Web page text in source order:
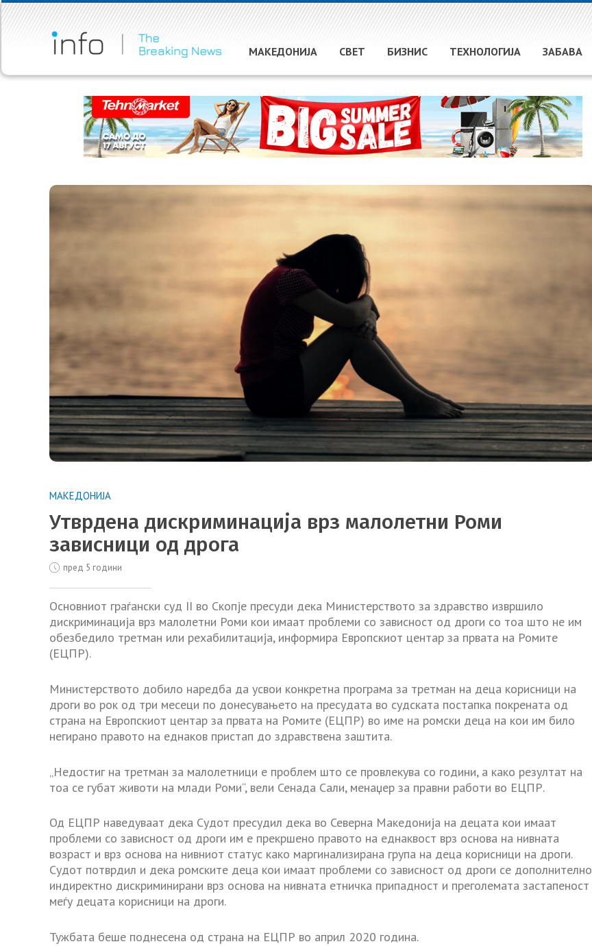
МАКЕДОНИЈА СВЕТ БИЗНИС ТЕХНОЛОГИЈА ЗАБАВА
МАКЕДОНИЈА
Утврдена дискриминација врз малолетни Роми
зависници од дрога
пред 5 години
Основниот граѓански суд II во Скопје пресуди дека Министерството за здравство извршило
дискриминација врз малолетни Роми кои имаат проблеми со зависност од дроги со тоа што не им
обезбедило третман или рехабилитација, информира Европскиот центар за првата на Ромите
(ЕЦПР).
Министерството добило наредба да усвои конкретна програма за третман на деца корисници на
дроги во рок од три месеци по донесувањето на пресудата во судската постапка покрената од
страна на Европскиот центар за првата на Ромите (ЕЦПР) во име на ромски деца на кои им било
негирано правото на еднаков пристап до здравствена заштита.
„Недостиг на третман за малолетници е проблем што се провлекува со години, а како резултат на
тоа се губат животи на млади Роми“, вели Сенада Сали, менаџер за правни работи во ЕЦПР.
Од ЕЦПР наведуваат дека Судот пресудил дека во Северна Македонија на децата кои имаат
проблеми со зависност од дроги им е прекршено правото на еднаквост врз основа на нивната
возраст и врз основа на нивниот статус како маргинализирана група на деца корисници на дроги.
Судот потврдил и дека ромските деца кои имаат проблеми со зависност од дроги се дополнително
индиректно дискриминирани врз основа на нивната етничка припадност и преголемата застапеност
меѓу децата корисници на дроги.
Тужбата беше поднесена од страна на ЕЦПР во април 2020 година.